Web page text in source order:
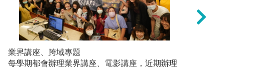
輔導提升實力】
一傳播科系開設「空拍機證照」輔導課
業界講座、跨域專題
每學期都會辦理業界講座、電影講座，近期辦理